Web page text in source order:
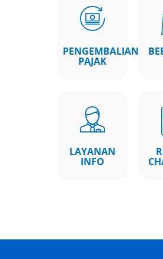
PENGEMBALIAN
PAJAK
LAYANAN
INFO